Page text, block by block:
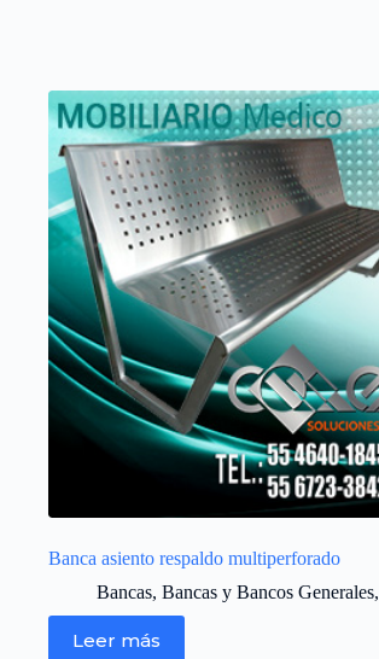
Banca asiento respaldo multiperforado
Bancas, Bancas y Bancos Generales,
Leer más